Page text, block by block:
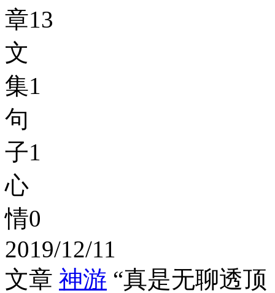
章13
文
集1
句
子1
心
情0
2019/12/11
文章 神游 “真是无聊透